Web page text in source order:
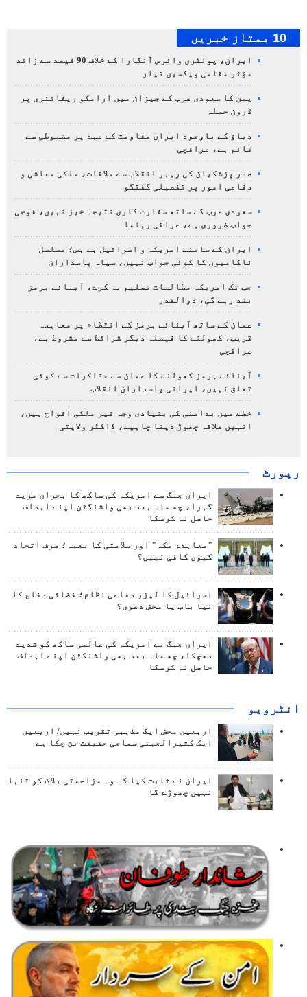
10 ممتاز خبریں
ایران، پولٹری وائرس آنگارا کے خلاف 90 فیصد سے زائد
مؤثر مقامی ویکسین تیار
یمن کا سعودی عرب کے جیزان میں آرامکو ریفائنری پر
ڈرون حملہ
دباؤ کے باوجود ایران مقاومت کے عہد پر مضبوطی سے
قائم ہے، عراقچی
صدر پزشکیان کی رہبر انقلاب سے ملاقات، ملکی معاشی و
دفاعی امور پر تفصیلی گفتگو
سعودی عرب کے ساتھ سفارت کاری نتیجہ خیز نہیں، فوجی
جواب ضروری ہے، عراقی رہنما
ایران کے سامنے امریکہ و اسرائیل بے بس؛ مسلسل
ناکامیوں کا کوئی جواب نہیں، سپاہ پاسداران
جب تک امریکہ مطالبات تسلیم نہ کرے، آبنائے ہرمز
بند رہے گی، ذوالقدر
عمان کے ساتھ آبنائے ہرمز کے انتظام پر معاہدہ
قریب، کھولنے کا فیصلہ دیگر شرائط سے مشروط ہے،
عراقچی
آبنائے ہرمز کھولنے کا عمان سے مذاکرات سے کوئی
تعلق نہیں، ایرانی پاسداران انقلاب
خطے میں بدامنی کی بنیادی وجہ غیر ملکی افواج ہیں،
انہیں علاقہ چھوڑ دینا چاہیے، ڈاکٹر ولایتی
رپورٹ
ایران جنگ سے امریکہ کی ساکھ کا بحران مزید
گہرا، چھ ماہ بعد بھی واشنگٹن اپنے اہداف
حاصل نہ کرسکا
"معاہدۂ مکہ" اور سلامتی کا معمہ؛ صرف اتحاد
کیوں کافی نہیں؟
اسرائیل کا لیزر دفاعی نظام؛ فضائی دفاع کا
نیا باب یا محض دعوی؟
ایران جنگ نے امریکہ کی عالمی ساکھ کو شدید
دھچکا، چھ ماہ بعد بھی واشنگٹن اپنے اہداف
حاصل نہ کرسکا
انٹرويو
اربعین محض ایک مذہبی تقریب نہیں/ اربعین
ایک کثیرالجہتی سماجی حقیقت بن چکا ہے
ایران نے ثابت کیا کہ وہ مزاحمتی بلاک کو تنہا
نہیں چھوڑے گا